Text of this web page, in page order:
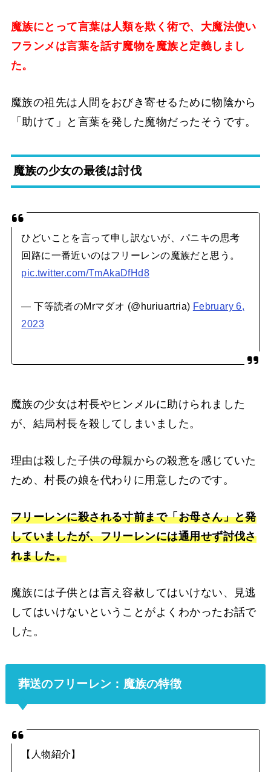
魔族にとって言葉は人類を欺く術で、大魔法使い
フランメは言葉を話す魔物を魔族と定義しまし
た。
魔族の祖先は人間をおびき寄せるために物陰から
「助けて」と言葉を発した魔物だったそうです。
魔族の少女の最後は討伐
ひどいことを言って申し訳ないが、パニキの思考
回路に一番近いのはフリーレンの魔族だと思う。
pic.twitter.com/TmAkaDfHd8
— 下等読者のMrマダオ (@huriuartria) February 6,
2023
魔族の少女は村長やヒンメルに助けられました
が、結局村長を殺してしまいました。
理由は殺した子供の母親からの殺意を感じていた
ため、村長の娘を代わりに用意したのです。
フリーレンに殺される寸前まで「お母さん」と発
していましたが、フリーレンには通用せず討伐さ
れました。
魔族には子供とは言え容赦してはいけない、見逃
してはいけないということがよくわかったお話で
した。
葬送のフリーレン：魔族の特徴
【人物紹介】